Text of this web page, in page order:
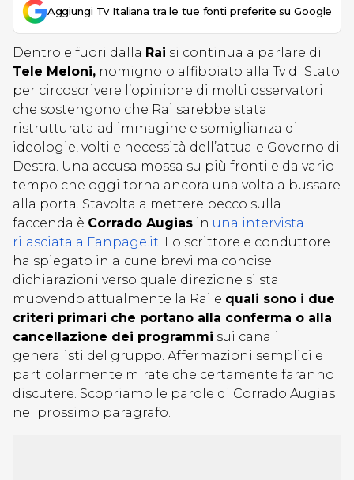
Aggiungi Tv Italiana tra le tue fonti preferite su Google
Dentro e fuori dalla Rai si continua a parlare di
Tele Meloni, nomignolo affibbiato alla Tv di Stato
per circoscrivere l’opinione di molti osservatori
che sostengono che Rai sarebbe stata
ristrutturata ad immagine e somiglianza di
ideologie, volti e necessità dell’attuale Governo di
Destra. Una accusa mossa su più fronti e da vario
tempo che oggi torna ancora una volta a bussare
alla porta. Stavolta a mettere becco sulla
faccenda è Corrado Augias in una intervista
rilasciata a Fanpage.it. Lo scrittore e conduttore
ha spiegato in alcune brevi ma concise
dichiarazioni verso quale direzione si sta
muovendo attualmente la Rai e quali sono i due
criteri primari che portano alla conferma o alla
cancellazione dei programmi sui canali
generalisti del gruppo. Affermazioni semplici e
particolarmente mirate che certamente faranno
discutere. Scopriamo le parole di Corrado Augias
nel prossimo paragrafo.